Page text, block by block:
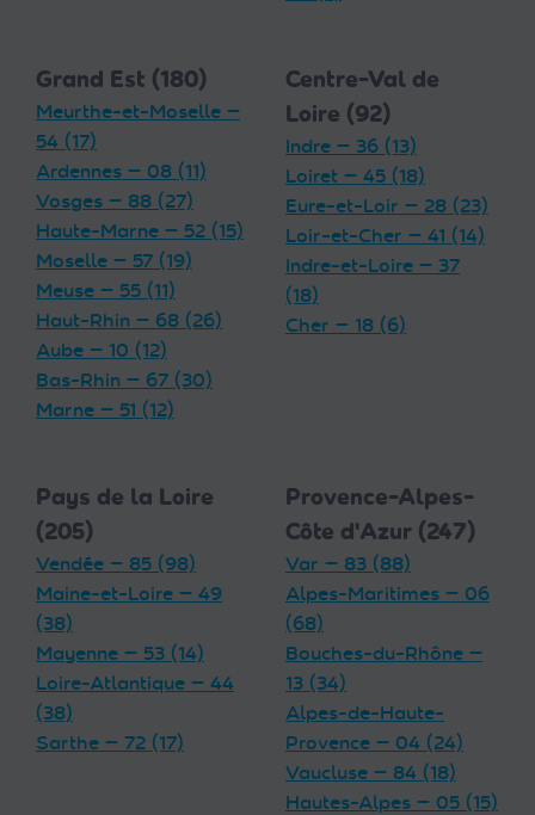
Grand Est (180)
Meurthe-et-Moselle —
54 (17)
Ardennes — 08 (11)
Vosges — 88 (27)
Haute-Marne — 52 (15)
Moselle — 57 (19)
Meuse — 55 (11)
Haut-Rhin — 68 (26)
Aube — 10 (12)
Bas-Rhin — 67 (30)
Marne — 51 (12)
Centre-Val de
Loire (92)
Indre — 36 (13)
Loiret — 45 (18)
Eure-et-Loir — 28 (23)
Loir-et-Cher — 41 (14)
Indre-et-Loire — 37
(18)
Cher — 18 (6)
Pays de la Loire
(205)
Vendée — 85 (98)
Maine-et-Loire — 49
(38)
Mayenne — 53 (14)
Loire-Atlantique — 44
(38)
Sarthe — 72 (17)
Provence-Alpes-
Côte d'Azur (247)
Var — 83 (88)
Alpes-Maritimes — 06
(68)
Bouches-du-Rhône —
13 (34)
Alpes-de-Haute-
Provence — 04 (24)
Vaucluse — 84 (18)
Hautes-Alpes — 05 (15)